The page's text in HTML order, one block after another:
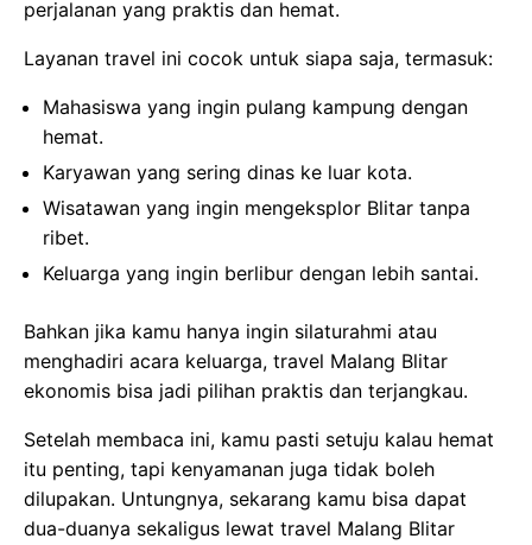
perjalanan yang praktis dan hemat.
Layanan travel ini cocok untuk siapa saja, termasuk:
Mahasiswa yang ingin pulang kampung dengan
hemat.
Karyawan yang sering dinas ke luar kota.
Wisatawan yang ingin mengeksplor Blitar tanpa
ribet.
Keluarga yang ingin berlibur dengan lebih santai.
Bahkan jika kamu hanya ingin silaturahmi atau
menghadiri acara keluarga, travel Malang Blitar
ekonomis bisa jadi pilihan praktis dan terjangkau.
Setelah membaca ini, kamu pasti setuju kalau hemat
itu penting, tapi kenyamanan juga tidak boleh
dilupakan. Untungnya, sekarang kamu bisa dapat
dua-duanya sekaligus lewat travel Malang Blitar